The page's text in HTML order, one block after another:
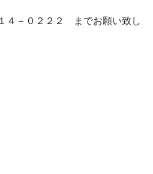
－０２２２ までお願い致し